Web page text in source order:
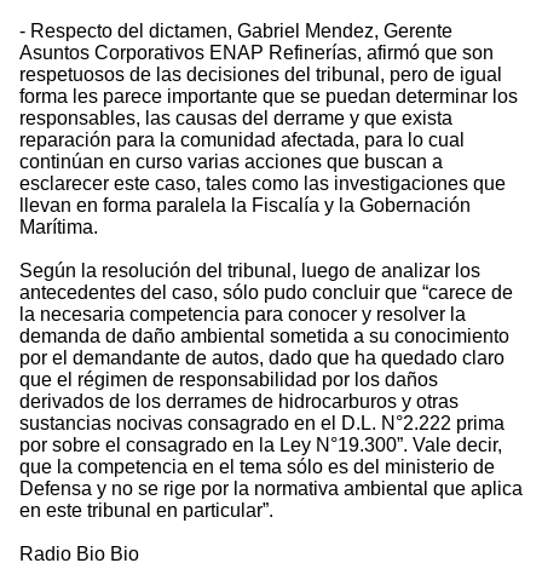
- Respecto del dictamen, Gabriel Mendez, Gerente
Asuntos Corporativos ENAP Refinerías, afirmó que son
respetuosos de las decisiones del tribunal, pero de igual
forma les parece importante que se puedan determinar los
responsables, las causas del derrame y que exista
reparación para la comunidad afectada, para lo cual
continúan en curso varias acciones que buscan a
esclarecer este caso, tales como las investigaciones que
llevan en forma paralela la Fiscalía y la Gobernación
Marítima.
Según la resolución del tribunal, luego de analizar los
antecedentes del caso, sólo pudo concluir que “carece de
la necesaria competencia para conocer y resolver la
demanda de daño ambiental sometida a su conocimiento
por el demandante de autos, dado que ha quedado claro
que el régimen de responsabilidad por los daños
derivados de los derrames de hidrocarburos y otras
sustancias nocivas consagrado en el D.L. N°2.222 prima
por sobre el consagrado en la Ley N°19.300”. Vale decir,
que la competencia en el tema sólo es del ministerio de
Defensa y no se rige por la normativa ambiental que aplica
en este tribunal en particular”.
Radio Bio Bio